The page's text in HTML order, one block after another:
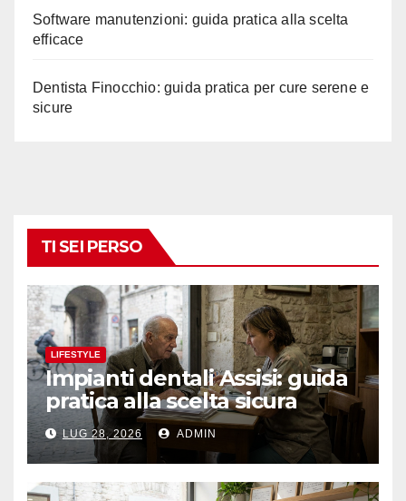
Software manutenzioni: guida pratica alla scelta
efficace
Dentista Finocchio: guida pratica per cure serene e
sicure
TI SEI PERSO
LIFESTYLE
Impianti dentali Assisi: guida
pratica alla scelta sicura
LUG 28, 2026 ADMIN